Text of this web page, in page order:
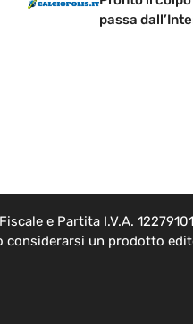
passa
e Partita I.V.A.
un prodotto